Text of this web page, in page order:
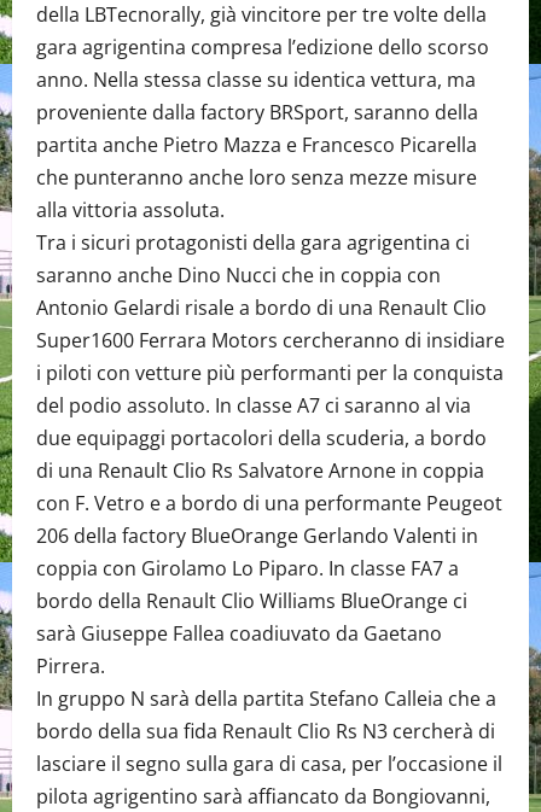
della LBTecnorally, già vincitore per tre volte della
gara agrigentina compresa l’edizione dello scorso
anno. Nella stessa classe su identica vettura, ma
proveniente dalla factory BRSport, saranno della
partita anche Pietro Mazza e Francesco Picarella
che punteranno anche loro senza mezze misure
alla vittoria assoluta.
Tra i sicuri protagonisti della gara agrigentina ci
saranno anche Dino Nucci che in coppia con
Antonio Gelardi risale a bordo di una Renault Clio
Super1600 Ferrara Motors cercheranno di insidiare
i piloti con vetture più performanti per la conquista
del podio assoluto. In classe A7 ci saranno al via
due equipaggi portacolori della scuderia, a bordo
di una Renault Clio Rs Salvatore Arnone in coppia
con F. Vetro e a bordo di una performante Peugeot
206 della factory BlueOrange Gerlando Valenti in
coppia con Girolamo Lo Piparo. In classe FA7 a
bordo della Renault Clio Williams BlueOrange ci
sarà Giuseppe Fallea coadiuvato da Gaetano
Pirrera.
In gruppo N sarà della partita Stefano Calleia che a
bordo della sua fida Renault Clio Rs N3 cercherà di
lasciare il segno sulla gara di casa, per l’occasione il
pilota agrigentino sarà affiancato da Bongiovanni,